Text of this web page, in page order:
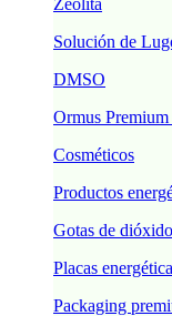
Solución de
DMSO
Ormus
Cosméticos
Productos
Gotas de
Placas
Packaging